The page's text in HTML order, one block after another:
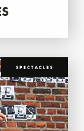
SPECTACLES